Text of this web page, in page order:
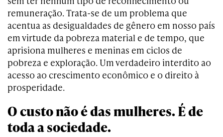
remuneração. Trata-se de um problema que
acentua as desigualdades de gênero em nosso país
em virtude da pobreza material e de tempo, que
aprisiona mulheres e meninas em ciclos de
pobreza e exploração. Um verdadeiro interdito ao
acesso ao crescimento econômico e o direito à
prosperidade.
O custo não é das mulheres. É de
toda a sociedade.